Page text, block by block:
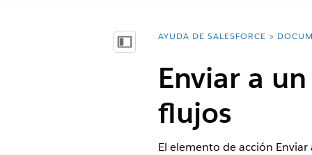
Mostrar índice de materias
Usted está aquí:
AYUDA DE SALESFORCE
Enviar a
flujos
El elemento de acción